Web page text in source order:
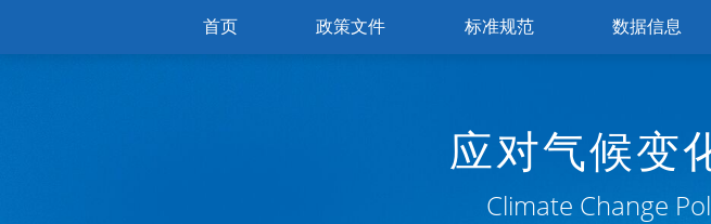
首页 政策文件 标准规范 数据信息
应对气候变
Climate Change